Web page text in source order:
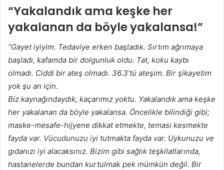
“Yakalandık ama keşke her
yakalanan da böyle yakalansa!”
“Gayet iyiyim. Tedaviye erken başladık. Sırtım ağrımaya
başladı, kafamda bir dolgunluk oldu. Tat, koku kaybı
olmadı. Ciddi bir ateş olmadı. 36.3’tü ateşim. Bir şikayetim
yok şu an için.
Biz kaynağındaydık, kaçarımız yoktu. Yakalandık ama keşke
her yakalanan da böyle yakalansa. Öncelikle bilindiği gibi;
maske-mesafe-hijyene dikkat etmekte, teması kesmekte
fayda var. Vücudunuzu iyi tutmakta fayda var. Uykunuzu ve
gıdanızı iyi alacaksınız. Bizim gibi sağlık teşkilatlarında,
hastanelerde bundan kurtulmak pek mümkün değil. Bir